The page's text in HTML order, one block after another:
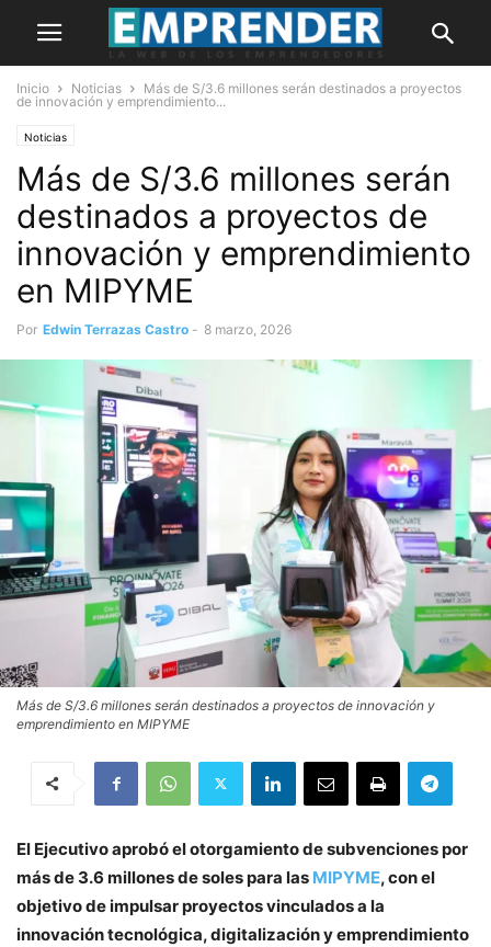
Inicio Noticias
Más de S/3.6 millones serán destinados a proyectos
de innovación y emprendimiento...
Noticias
Más de S/3.6 millones serán
destinados a proyectos de
innovación y emprendimiento
en MIPYME
Por Edwin Terrazas Castro - 8 marzo, 2026
Más de S/3.6 millones serán destinados a proyectos de innovación y
emprendimiento en MIPYME
El Ejecutivo aprobó el otorgamiento de subvenciones por
más de 3.6 millones de soles para las MIPYME, con el
objetivo de impulsar proyectos vinculados a la
innovación tecnológica, digitalización y emprendimiento